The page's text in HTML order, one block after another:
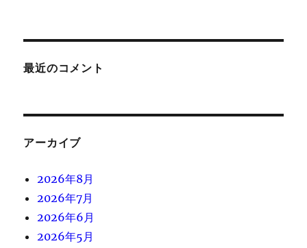
最近のコメント
アーカイブ
2026年8月
2026年7月
2026年6月
2026年5月